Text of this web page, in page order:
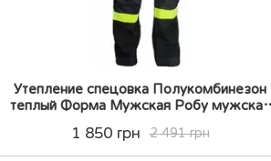
Утепление спецовка Полукомбинезон
теплый Форма Мужская Робу мужская
утепленная роба
2 491 грн
1 850 грн